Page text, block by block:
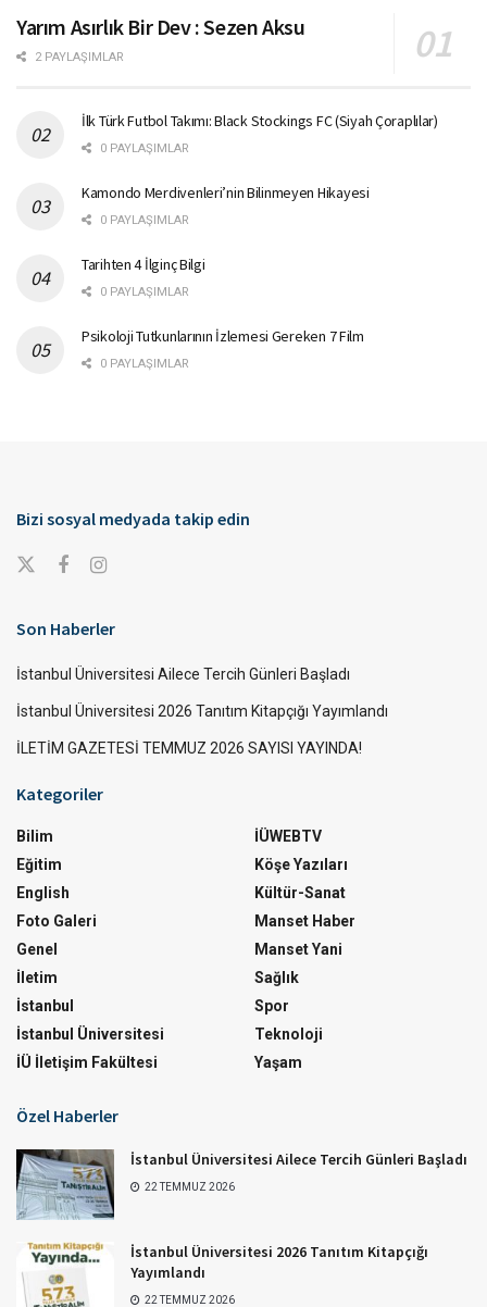
Yarım Asırlık Bir Dev : Sezen Aksu
2 PAYLAŞIMLAR
İlk Türk Futbol Takımı: Black Stockings FC (Siyah Çoraplılar)
0 PAYLAŞIMLAR
Kamondo Merdivenleri’nin Bilinmeyen Hikayesi
0 PAYLAŞIMLAR
Tarihten 4 İlginç Bilgi
0 PAYLAŞIMLAR
Psikoloji Tutkunlarının İzlemesi Gereken 7 Film
0 PAYLAŞIMLAR
Bizi sosyal medyada takip edin
Son Haberler
İstanbul Üniversitesi Ailece Tercih Günleri Başladı
İstanbul Üniversitesi 2026 Tanıtım Kitapçığı Yayımlandı
İLETİM GAZETESİ TEMMUZ 2026 SAYISI YAYINDA!
Kategoriler
Bilim
Eğitim
English
Foto Galeri
Genel
İletim
İstanbul
İstanbul Üniversitesi
İÜ İletişim Fakültesi
İÜWEBTV
Köşe Yazıları
Kültür-Sanat
Manset Haber
Manset Yani
Sağlık
Spor
Teknoloji
Yaşam
Özel Haberler
İstanbul Üniversitesi Ailece Tercih Günleri Başladı
22 TEMMUZ 2026
İstanbul Üniversitesi 2026 Tanıtım Kitapçığı
Yayımlandı
22 TEMMUZ 2026